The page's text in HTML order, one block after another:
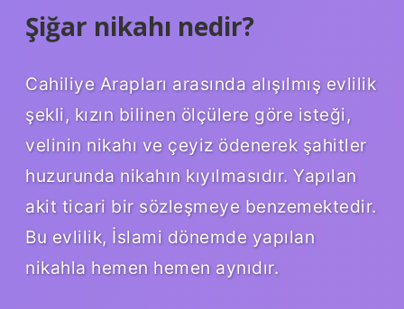
Şiğar nikahı nedir?
Cahiliye Arapları arasında alışılmış evlilik
şekli, kızın bilinen ölçülere göre isteği,
velinin nikahı ve çeyiz ödenerek şahitler
huzurunda nikahın kıyılmasıdır. Yapılan
akit ticari bir sözleşmeye benzemektedir.
Bu evlilik, İslami dönemde yapılan
nikahla hemen hemen aynıdır.